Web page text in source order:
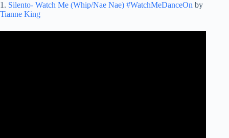
1. Silento- Watch Me (Whip/Nae Nae) #WatchMeDanceOn by
Tianne King